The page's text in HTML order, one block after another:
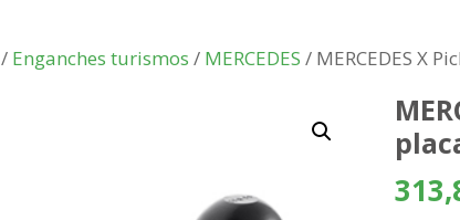
/ Enganches turismos / MERCEDES / MERCEDES X